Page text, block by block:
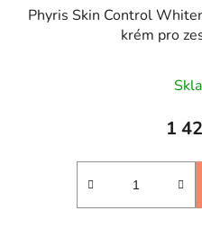
Phyris Skin Control
krém pro
1